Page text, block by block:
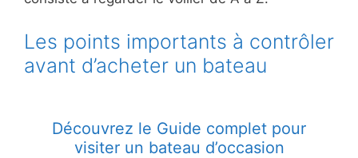
Les points importants à contrôler
avant d’acheter un bateau
Découvrez le Guide complet pour
visiter un bateau d’occasion